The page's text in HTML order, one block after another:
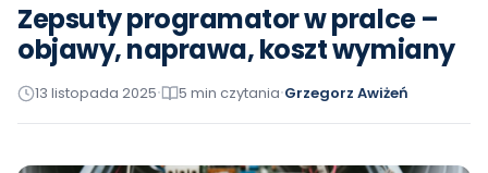
POPULARNE: Katowice
Warszawa
Zepsuty programator w pralce –
objawy, naprawa, koszt wymiany
13 listopada 2025• 5 min czytania•Grzegorz Awiżeń